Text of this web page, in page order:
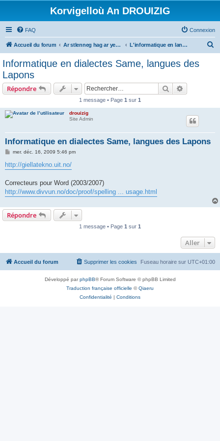
Korvigelloù An DROUIZIG
FAQ Connexion
Accueil du forum Ar stlenneg hag ar yezhoù bihan er bed a-bezh L'informatique en langues régionales et minoritaires
Informatique en dialectes Same, langues des
Lapons
Répondre Rechercher
1 message • Page 1 sur 1
drouizig
Site Admin
Informatique en dialectes Same, langues des Lapons
M
s
s
g
e
mer. déc. 16, 2009 5:46 pm
http://giellatekno.uit.no/
Correcteurs pour Word (2003/2007)
http://www.divvun.no/doc/proof/spelling ... usage.html
Répondre
1 message • Page 1 sur 1
Aller
Accueil du forum Fuseau horaire sur UTC+01:00
Supprimer les cookies
Développé parphpBB® Forum Software © phpBB Limited
Traduction française officielle ©Qiaeru
Confidentialité | Conditions